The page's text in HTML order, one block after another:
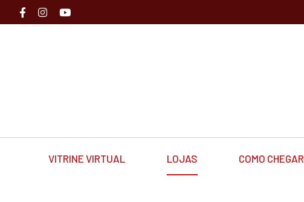
VITRINE VIRTUAL LOJAS COMO CHEGAR